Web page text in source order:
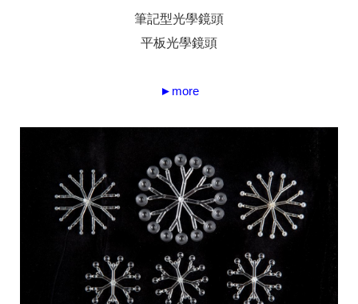
筆記型光學鏡頭
平板光學鏡頭
►more